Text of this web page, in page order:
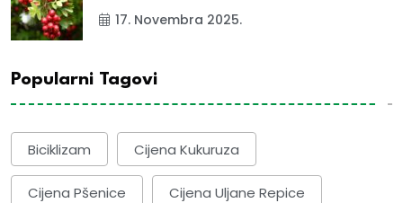
17. Novembra 2025.
Popularni Tagovi
Biciklizam Cijena Kukuruza
Cijena Pšenice Cijena Uljane Repice